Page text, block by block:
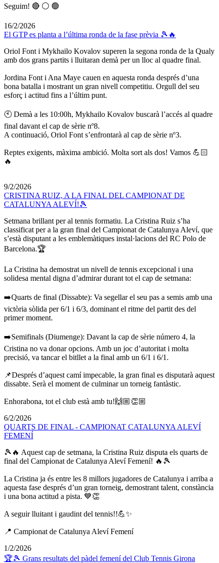
Seguim! 🔴 ⚪ 🟢
16/2/2026
El GTP es planta a l’última ronda de la fase prèvia 🎾🔥
Oriol Font i Mykhailo Kovalov superen la segona ronda de la Qualy
amb dos grans partits i lluitaran demà per un lloc al quadre final.
Jordina Font i Ana Maye cauen en aquesta ronda després d’una
bona batalla i mostrant un gran nivell competitiu. Orgull del seu
esforç i actitud fins a l’últim punt.
🕙 Demà a les 10:00h, Mykhailo Kovalov buscarà l’accés al quadre
final davant el cap de sèrie nº8.
A continuació, Oriol Font s’enfrontarà al cap de sèrie nº3.
Reptes exigents, màxima ambició. Molta sort als dos! Vamos 💪🏻
🔥
9/2/2026
CRISTINA RUIZ, A LA FINAL DEL CAMPIONAT DE
CATALUNYA ALEVÍ!🎾
Setmana brillant per al tennis formatiu. La Cristina Ruiz s’ha
classificat per a la gran final del Campionat de Catalunya Aleví, que
s’està disputant a les emblemàtiques instal·lacions del RC Polo de
Barcelona.🏆
La Cristina ha demostrat un nivell de tennis excepcional i una
solidesa mental digna d’admirar durant tot el cap de setmana:
➡️Quarts de final (Dissabte): Va segellar el seu pas a semis amb una
victòria sòlida per 6/1 i 6/3, dominant el ritme del partit des del
primer moment.
➡️Semifinals (Diumenge): Davant la cap de sèrie número 4, la
Cristina no va donar opcions. Amb un joc d’autoritat i molta
precisió, va tancar el bitllet a la final amb un 6/1 i 6/1.
📌Després d’aquest camí impecable, la gran final es disputarà aquest
dissabte. Serà el moment de culminar un torneig fantàstic.
Enhorabona, tot el club està amb tu!🙌🏼👏🏼
6/2/2026
QUARTS DE FINAL - CAMPIONAT CATALUNYA ALEVÍ
FEMENÍ
🎾🔥 Aquest cap de setmana, la Cristina Ruiz disputa els quarts de
final del Campionat de Catalunya Aleví Femení! 🔥🎾
La Cristina ja és entre les 8 millors jugadores de Catalunya i arriba a
aquesta fase després d’un gran torneig, demostrant talent, constància
i una bona actitud a pista. 💙👏
A seguir lluitant i gaudint del tennis!!💪✨
📍 Campionat de Catalunya Aleví Femení
1/2/2026
🏆🎾 Grans resultats del pàdel femení del Club Tennis Girona